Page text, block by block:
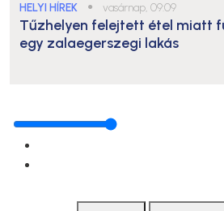
HELYI HÍREK ● vasárnap, 09:09
Tűzhelyen felejtett étel miatt
egy zalaegerszegi lakás